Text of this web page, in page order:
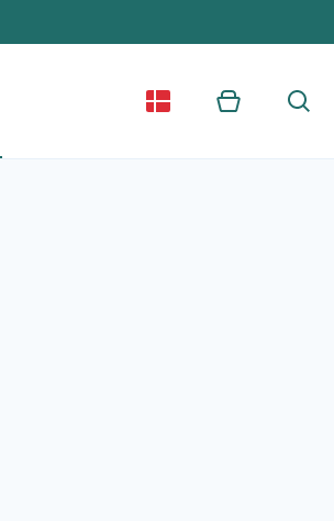
Kurv Søg